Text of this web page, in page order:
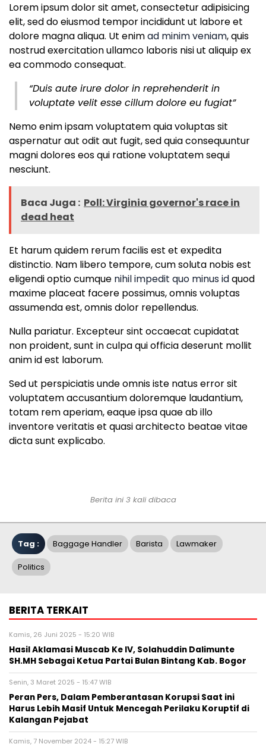
Lorem ipsum dolor sit amet, consectetur adipisicing
elit, sed do eiusmod tempor incididunt ut labore et
dolore magna aliqua. Ut enimad minim veniam, quis
nostrud exercitation ullamco laboris nisi ut aliquip ex
ea commodo consequat.
“Duis aute irure dolor in reprehenderit in
voluptate velit esse cillum dolore eu fugiat”
Nemo enim ipsam voluptatem quia voluptas sit
aspernatur aut odit aut fugit, sed quia consequuntur
magni dolores eos qui ratione voluptatem sequi
nesciunt.
Baca Juga : Poll: Virginia governor's race in
dead heat
Et harum quidem rerum facilis est et expedita
distinctio. Nam libero tempore, cum soluta nobis est
eligendi optio cumque nihil impedit quo minus idquod
maxime placeat facere possimus, omnis voluptas
assumenda est, omnis dolor repellendus.
Nulla pariatur. Excepteur sint occaecat cupidatat
non proident, sunt in culpa qui officia deserunt mollit
anim id est laborum.
Sed ut perspiciatis unde omnis iste natus error sit
voluptatem accusantium doloremque laudantium,
totam rem aperiam, eaque ipsa quae ab illo
inventore veritatis et quasi architecto beatae vitae
dicta sunt explicabo.
Berita ini 3 kali dibaca
Tag : Baggage Handler Barista Lawmaker
Politics
BERITA TERKAIT
Kamis, 26 Juni 2025 - 15:20 WIB
Hasil Aklamasi Muscab Ke IV, Solahuddin Dalimunte
SH.MH Sebagai Ketua Partai Bulan Bintang Kab. Bogor
Senin, 3 Maret 2025 - 15:47 WIB
Peran Pers, Dalam Pemberantasan Korupsi Saat ini
Harus Lebih Masif Untuk Mencegah Perilaku Koruptif di
Kalangan Pejabat
Kamis, 7 November 2024 - 15:27 WIB